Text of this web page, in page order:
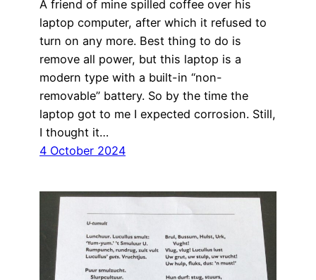
A friend of mine spilled coffee over his
laptop computer, after which it refused to
turn on any more. Best thing to do is
remove all power, but this laptop is a
modern type with a built-in “non-
removable” battery. So by the time the
laptop got to me I expected corrosion. Still,
I thought it…
4 October 2024